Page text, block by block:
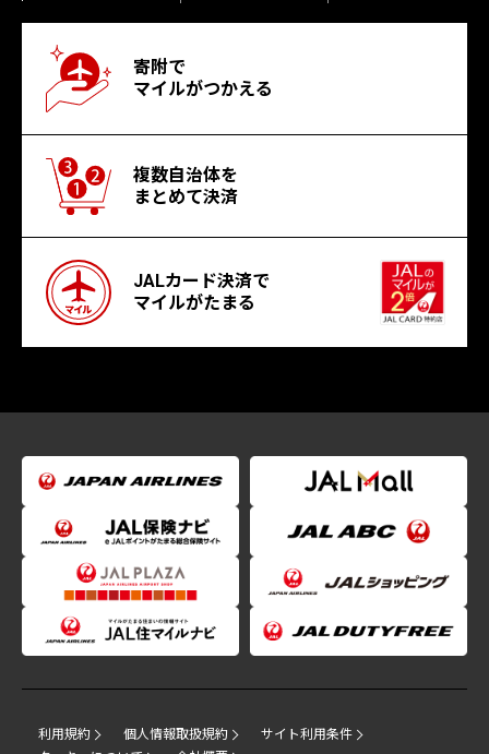
寄附で
マイルがつかえる
複数自治体を
まとめて決済
JALカード決済で
マイルがたまる
利用規約 個人情報取扱規約
サイト利用条件